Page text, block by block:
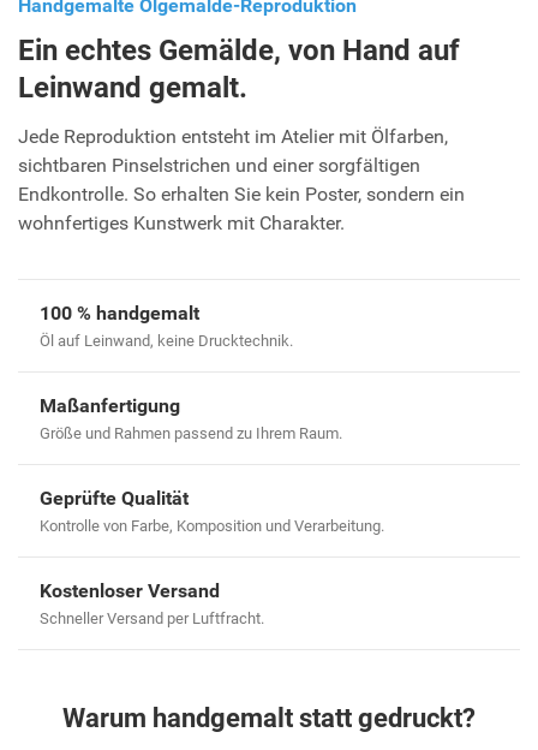
Handgemalte Ölgemälde-Reproduktion
Ein echtes Gemälde, von Hand auf
Leinwand gemalt.
Jede Reproduktion entsteht im Atelier mit Ölfarben,
sichtbaren Pinselstrichen und einer sorgfältigen
Endkontrolle. So erhalten Sie kein Poster, sondern ein
wohnfertiges Kunstwerk mit Charakter.
100 % handgemalt
Öl auf Leinwand, keine Drucktechnik.
Maßanfertigung
Größe und Rahmen passend zu Ihrem Raum.
Geprüfte Qualität
Kontrolle von Farbe, Komposition und Verarbeitung.
Kostenloser Versand
Schneller Versand per Luftfracht.
Warum handgemalt statt gedruckt?